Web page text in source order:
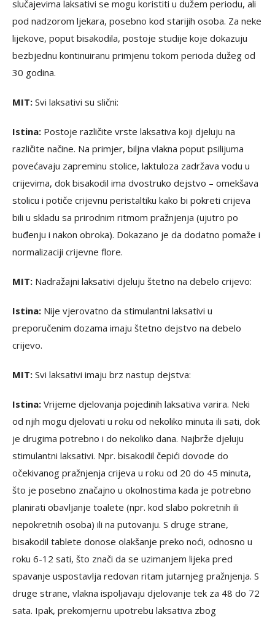
slučajevima laksativi se mogu koristiti u dužem periodu, ali
pod nadzorom ljekara, posebno kod starijih osoba. Za neke
lijekove, poput bisakodila, postoje studije koje dokazuju
bezbjednu kontinuiranu primjenu tokom perioda dužeg od
30 godina.
MIT: Svi laksativi su slični:
Istina: Postoje različite vrste laksativa koji djeluju na
različite načine. Na primjer, biljna vlakna poput psilijuma
povećavaju zapreminu stolice, laktuloza zadržava vodu u
crijevima, dok bisakodil ima dvostruko dejstvo – omekšava
stolicu i potiče crijevnu peristaltiku kako bi pokreti crijeva
bili u skladu sa prirodnim ritmom pražnjenja (ujutro po
buđenju i nakon obroka). Dokazano je da dodatno pomaže i
normalizaciji crijevne flore.
MIT: Nadražajni laksativi djeluju štetno na debelo crijevo:
Istina: Nije vjerovatno da stimulantni laksativi u
preporučenim dozama imaju štetno dejstvo na debelo
crijevo.
MIT: Svi laksativi imaju brz nastup dejstva:
Istina: Vrijeme djelovanja pojedinih laksativa varira. Neki
od njih mogu djelovati u roku od nekoliko minuta ili sati, dok
je drugima potrebno i do nekoliko dana. Najbrže djeluju
stimulantni laksativi. Npr. bisakodil čepići dovode do
očekivanog pražnjenja crijeva u roku od 20 do 45 minuta,
što je posebno značajno u okolnostima kada je potrebno
planirati obavljanje toalete (npr. kod slabo pokretnih ili
nepokretnih osoba) ili na putovanju. S druge strane,
bisakodil tablete donose olakšanje preko noći, odnosno u
roku 6-12 sati, što znači da se uzimanjem lijeka pred
spavanje uspostavlja redovan ritam jutarnjeg pražnjenja. S
druge strane, vlakna ispoljavaju djelovanje tek za 48 do 72
sata. Ipak, prekomjernu upotrebu laksativa zbog